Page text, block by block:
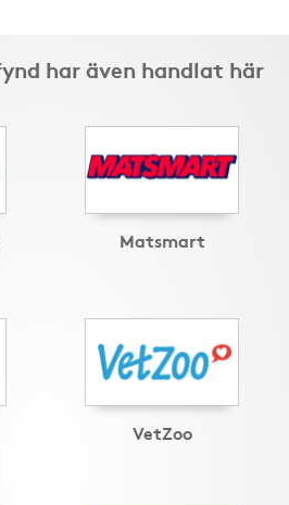
har även handlat här
Matsmart
VetZoo